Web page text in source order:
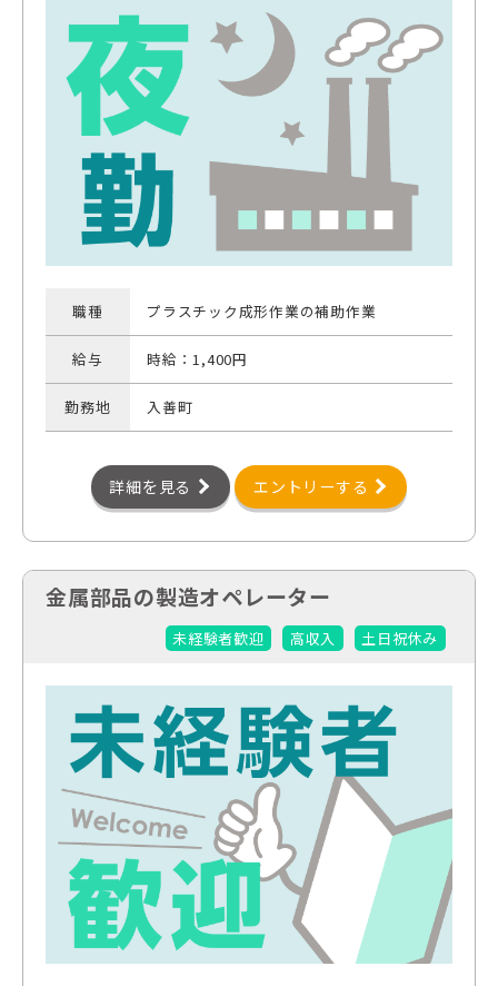
職種 プラスチック成形作業の補助作業
給与 時給：1,400円
勤務地 入善町
詳細を見る エントリーする
金属部品の製造オペレーター
未経験者歓迎 高収入 土日祝休み